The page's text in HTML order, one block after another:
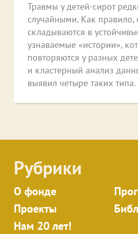
Травмы у детей-сирот
случайными. Как правило,
складываются в
узнаваемые «истории»,
повторяются у разных
и кластерный анализ
выявил четыре таких типа.
Рубрики
О фонде
Проекты
Нам 20 лет!